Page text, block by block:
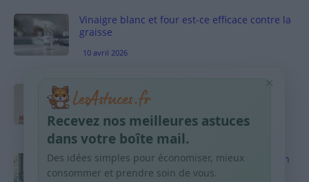
Vinaigre blanc et four est-ce efficace contre la
graisse
10 avril 2026
Taches pigmentaires : routine simple +
habitudes qui aident
9 avril 2026
Produits ménagers : comment économiser en
courses sans acheter 10 sprays
×
Recevez nos meilleures astuces
dans votre boîte mail.
Des idées simples pour économiser, mieux
consommer et prendre soin de vous.